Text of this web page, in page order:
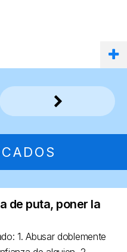
de puta, poner la
1. Abusar doblemente